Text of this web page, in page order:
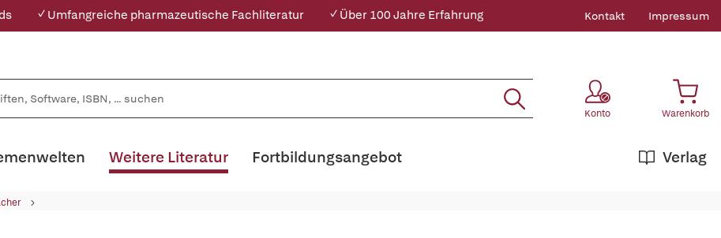
✓ Umfangreiche pharmazeutische Fachliteratur ✓ Über 100 Jahre Erfahrung Kontakt Impressum
Konto Warenkorb
Weitere Literatur Verlag
Fortbildungsangebot